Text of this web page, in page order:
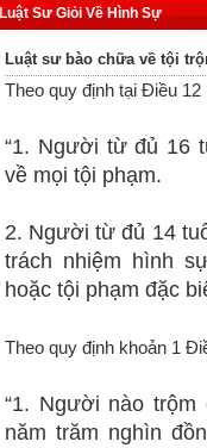
Luật Sư Giỏi Về Hình Sự
Luật sư bào chữa về tội
Theo quy định tại Điều 12
“1. Người từ đủ 16
về mọi tội phạm.
2. Người từ đủ 14
trách nhiệm hình
hoặc tội phạm đặc
Theo quy định khoản 1
“1. Người nào
năm trăm nghìn